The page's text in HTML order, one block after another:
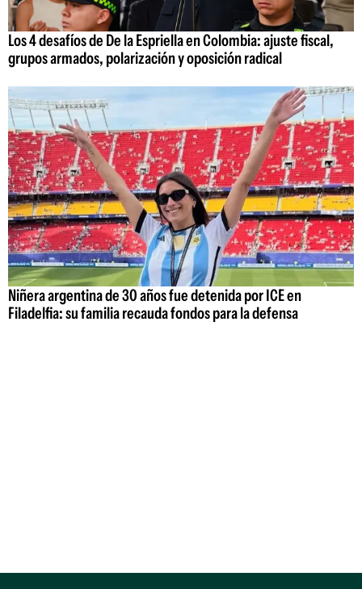
Los 4 desafíos de De la Espriella en Colombia: ajuste fiscal,
grupos armados, polarización y oposición radical
Niñera argentina de 30 años fue detenida por ICE en
Filadelfia: su familia recauda fondos para la defensa